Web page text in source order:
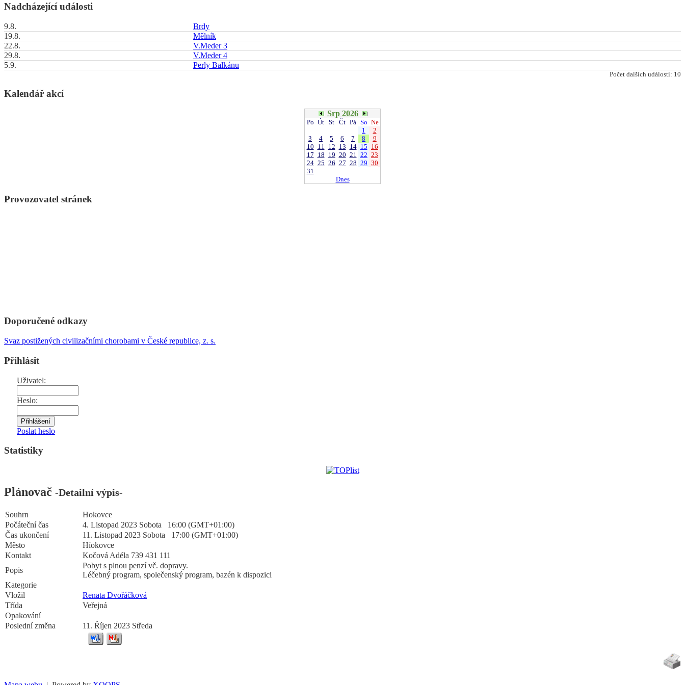
Nadcházející události
9.8.
Brdy
19.8.
Mělník
22.8.
V.Meder 3
29.8.
V.Meder 4
5.9.
Perly Balkánu
Počet dalších událostí: 10
Kalendář akcí
Srp 2026
Po Út St Čt Pá So Ne
1
2
3
4 5 6 7 8
9
10 11 12 13 14 15 16
17 18 19 20 21 22 23
24 25 26 27 28 29 30
31
Dnes
Provozovatel stránek
Doporučené odkazy
Svaz postižených civilizačními chorobami v České republice, z. s.
Přihlásit
Uživatel:
Heslo:
Poslat heslo
Statistiky
Plánovač -Detailní výpis-
Souhrn
Hokovce
Počáteční čas
4. Listopad 2023 Sobota 16:00 (GMT+01:00)
Čas ukončení
11. Listopad 2023 Sobota 17:00 (GMT+01:00)
Město
Híokovce
Kontakt
Kočová Adéla 739 431 111
Popis
Pobyt s plnou penzí vč. dopravy.
Léčebný program, společenský program, bazén k dispozici
Kategorie
Vložil
Renata Dvořáčková
Třída
Veřejná
Opakování
Poslední změna
11. Říjen 2023 Středa